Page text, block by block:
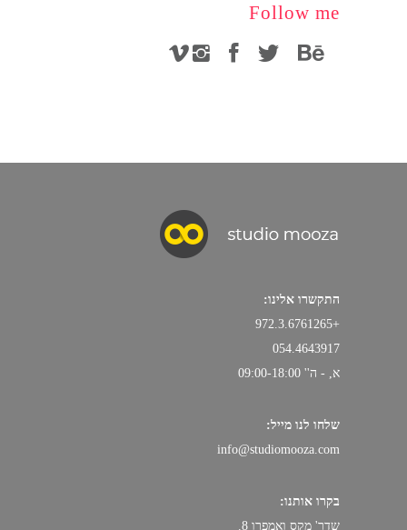
Follow me
התקשרו אלינו:
+972.3.6761265
054.4643917
א, - ה'' 09:00-18:00
שלחו לנו מייל:
info@studiomooza.com
בקרו אותנו:
שדר' מקס ואמפרו 8.